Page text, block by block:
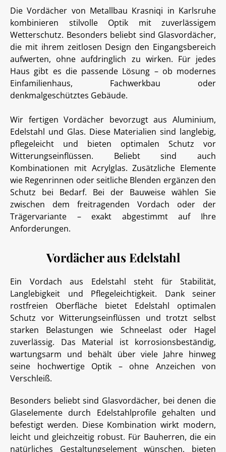
Die Vordächer von Metallbau Krasniqi in Karlsruhe
kombinieren stilvolle Optik mit zuverlässigem
Wetterschutz. Besonders beliebt sind Glasvordächer,
die mit ihrem zeitlosen Design den Eingangsbereich
aufwerten, ohne aufdringlich zu wirken. Für jedes
Haus gibt es die passende Lösung – ob modernes
Einfamilienhaus, Fachwerkbau oder
denkmalgeschütztes Gebäude.
Wir fertigen Vordächer bevorzugt aus Aluminium,
Edelstahl und Glas. Diese Materialien sind langlebig,
pflegeleicht und bieten optimalen Schutz vor
Witterungseinflüssen. Beliebt sind auch
Kombinationen mit Acrylglas. Zusätzliche Elemente
wie Regenrinnen oder seitliche Blenden ergänzen den
Schutz bei Bedarf. Bei der Bauweise wählen Sie
zwischen dem freitragenden Vordach oder der
Trägervariante – exakt abgestimmt auf Ihre
Anforderungen.
Vordächer aus Edelstahl
Ein Vordach aus Edelstahl steht für Stabilität,
Langlebigkeit und Pflegeleichtigkeit. Dank seiner
rostfreien Oberfläche bietet Edelstahl optimalen
Schutz vor Witterungseinflüssen und trotzt selbst
starken Belastungen wie Schneelast oder Hagel
zuverlässig. Das Material ist korrosionsbeständig,
wartungsarm und behält über viele Jahre hinweg
seine hochwertige Optik – ohne Anzeichen von
Verschleiß.
Besonders beliebt sind Glasvordächer, bei denen die
Glaselemente durch Edelstahlprofile gehalten und
befestigt werden. Diese Kombination wirkt modern,
leicht und gleichzeitig robust. Für Bauherren, die ein
natürliches Gestaltungselement wünschen, bieten